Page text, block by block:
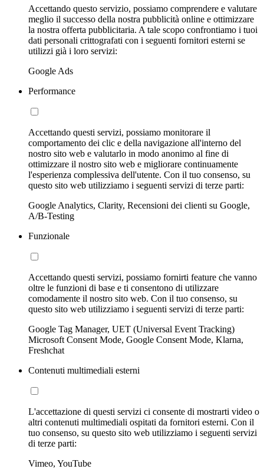
Accettando questo servizio, possiamo comprendere e valutare
meglio il successo della nostra pubblicità online e ottimizzare
la nostra offerta pubblicitaria. A tale scopo confrontiamo i tuoi
dati personali crittografati con i seguenti fornitori esterni se
utilizzi già i loro servizi:
Google Ads
Performance
Accettando questi servizi, possiamo monitorare il
comportamento dei clic e della navigazione all'interno del
nostro sito web e valutarlo in modo anonimo al fine di
ottimizzare il nostro sito web e migliorare continuamente
l'esperienza complessiva dell'utente. Con il tuo consenso, su
questo sito web utilizziamo i seguenti servizi di terze parti:
Google Analytics, Clarity, Recensioni dei clienti su Google,
A/B-Testing
Funzionale
Accettando questi servizi, possiamo fornirti feature che vanno
oltre le funzioni di base e ti consentono di utilizzare
comodamente il nostro sito web. Con il tuo consenso, su
questo sito web utilizziamo i seguenti servizi di terze parti:
Google Tag Manager, UET (Universal Event Tracking)
Microsoft Consent Mode, Google Consent Mode, Klarna,
Freshchat
Contenuti multimediali esterni
L'accettazione di questi servizi ci consente di mostrarti video o
altri contenuti multimediali ospitati da fornitori esterni. Con il
tuo consenso, su questo sito web utilizziamo i seguenti servizi
di terze parti:
Vimeo, YouTube